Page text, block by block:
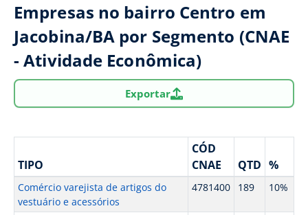
Empresas no bairro Centro em
Jacobina/BA por Segmento (CNAE
- Atividade Econômica)
Exportar
TIPO
CÓD
CNAE
QTD %
Comércio varejista de artigos do
vestuário e acessórios
4781400 189 10%